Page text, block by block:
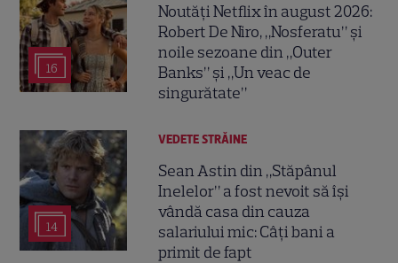
16
Noutăți Netflix în august 2026:
Robert De Niro, „Nosferatu” și
noile sezoane din „Outer
Banks” și „Un veac de
singurătate”
14
VEDETE STRĂINE
Sean Astin din „Stăpânul
Inelelor” a fost nevoit să își
vândă casa din cauza
salariului mic: Câți bani a
primit de fapt